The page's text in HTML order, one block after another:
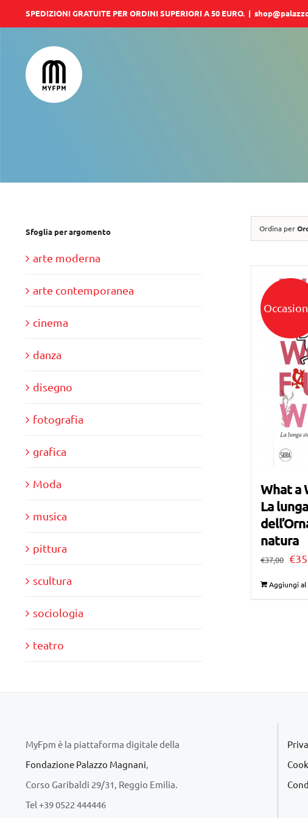
al
contenuto
SPEDIZIONI GRATUITE PER ORDINI SUPERIORI A 50 EURO. |
Ordina per
What a
La
natura
€37,00 Il
€
Aggiungi
Sfoglia per argomento
arte moderna
arte contemporanea
cinema
danza
disegno
fotografia
grafica
Moda
musica
pittura
scultura
sociologia
teatro
MyFpm è la piattaforma digitale della
Fondazione Palazzo Magnani
Corso Garibaldi 29/31, Reggio Emilia.
Tel +39 0522 444446